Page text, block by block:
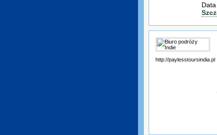
http://paylesstoursindia.pl